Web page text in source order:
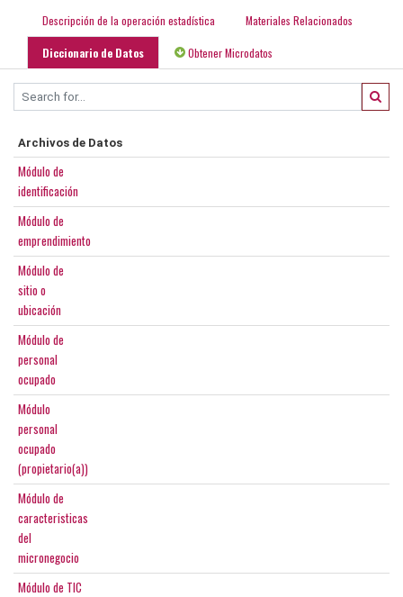
Descripción de la operación estadística Materiales Relacionados
Diccionario de Datos Obtener Microdatos
Archivos de Datos
Módulo de
identificación
Módulo de
emprendimiento
Módulo de
sitio o
ubicación
Módulo de
personal
ocupado
Módulo
personal
ocupado
(propietario(a))
Módulo de
caracteristicas
del
micronegocio
Módulo de TIC